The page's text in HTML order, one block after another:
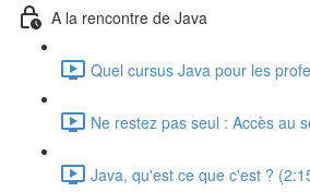
A la rencontre de Java
Quel cursus Java pour les
Ne restez pas seul : Accès au
Java, qu'est ce que c'est ?